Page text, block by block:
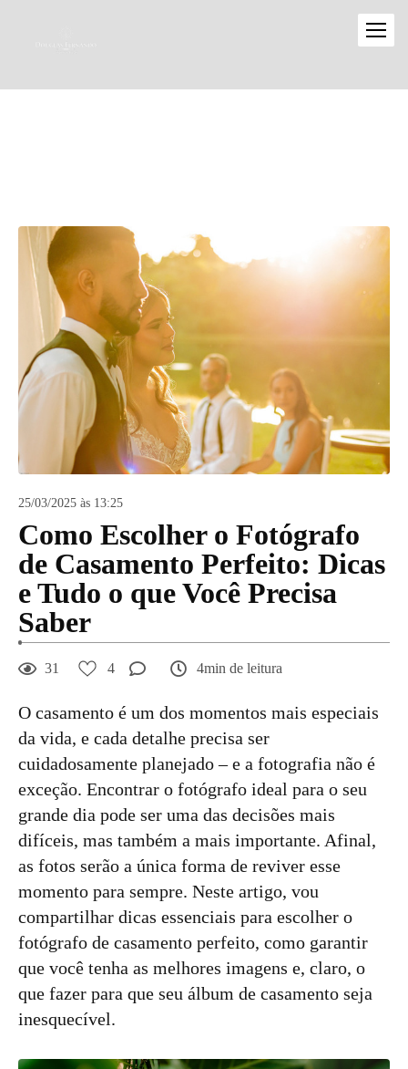
25/03/2025 às 13:25
Como Escolher o Fotógrafo
de Casamento Perfeito: Dicas
e Tudo o que Você Precisa
Saber
31 4 4min de leitura
O casamento é um dos momentos mais especiais
da vida, e cada detalhe precisa ser
cuidadosamente planejado – e a fotografia não é
exceção. Encontrar o fotógrafo ideal para o seu
grande dia pode ser uma das decisões mais
difíceis, mas também a mais importante. Afinal,
as fotos serão a única forma de reviver esse
momento para sempre. Neste artigo, vou
compartilhar dicas essenciais para escolher o
fotógrafo de casamento perfeito, como garantir
que você tenha as melhores imagens e, claro, o
que fazer para que seu álbum de casamento seja
inesquecível.